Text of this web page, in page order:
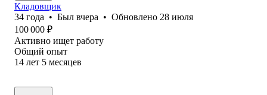
Кладовщик
34 года • Был вчера • Обновлено 28 июля
100 000 ₽
Активно ищет работу
Общий опыт
14 лет 5 месяцев